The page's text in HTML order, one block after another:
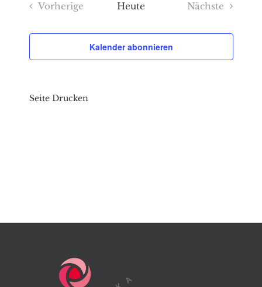
wählen.
Vorherige
Heute
Nächste
Kalender abonnieren
Seite Drucken